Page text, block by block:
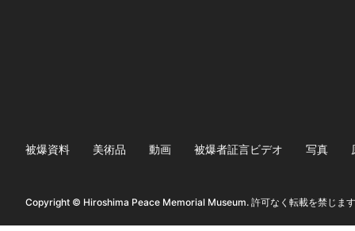
被爆資料 美術品 動画 被爆者証言ビデオ 写真
Copyright © Hiroshima Peace Memorial Museum. 許可なく転載を禁じま